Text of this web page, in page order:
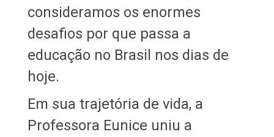
consideramos os enormes
desafios por que passa a
educação no Brasil nos dias de
hoje.
Em sua trajetória de vida, a
Professora Eunice uniu a